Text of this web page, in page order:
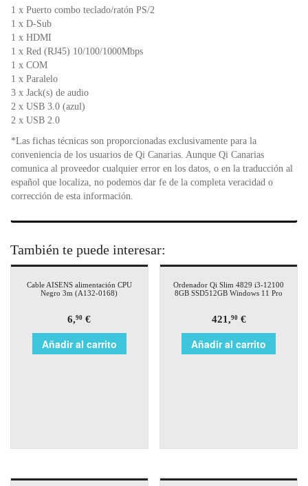
1 x Puerto combo teclado/ratón PS/2
1 x D-Sub
1 x HDMI
1 x Red (RJ45) 10/100/1000Mbps
1 x COM
1 x Paralelo
3 x Jack(s) de audio
2 x USB 3.0 (azul)
2 x USB 2.0
*Las fichas técnicas son proporcionadas exclusivamente para la
conveniencia de los usuarios de Qi Canarias. Aunque Qi Canarias
comunica al proveedor cualquier error en los datos, o en la traducción al
español que localiza, no podemos dar fe de la completa veracidad o
corrección de esta información.
También te puede interesar:
Cable AISENS alimentación CPU
Negro 3m (A132-0168)
6,90 €
Añadir al carrito
Ordenador Qi Slim 4829 i3-12100
8GB SSD512GB Windows 11 Pro
421,90€
Añadir al carrito